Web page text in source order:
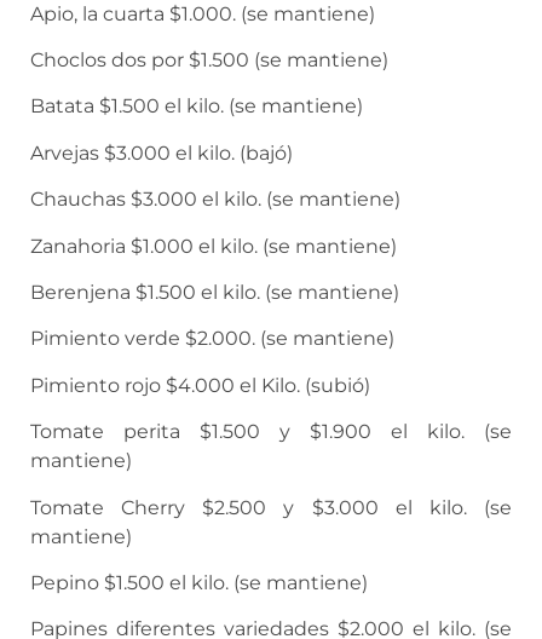
Apio, la cuarta $1.000. (se mantiene)
Choclos dos por $1.500 (se mantiene)
Batata $1.500 el kilo. (se mantiene)
Arvejas $3.000 el kilo. (bajó)
Chauchas $3.000 el kilo. (se mantiene)
Zanahoria $1.000 el kilo. (se mantiene)
Berenjena $1.500 el kilo. (se mantiene)
Pimiento verde $2.000. (se mantiene)
Pimiento rojo $4.000 el Kilo. (subió)
Tomate perita $1.500 y $1.900 el kilo. (se
mantiene)
Tomate Cherry $2.500 y $3.000 el kilo. (se
mantiene)
Pepino $1.500 el kilo. (se mantiene)
Papines diferentes variedades $2.000 el kilo. (se